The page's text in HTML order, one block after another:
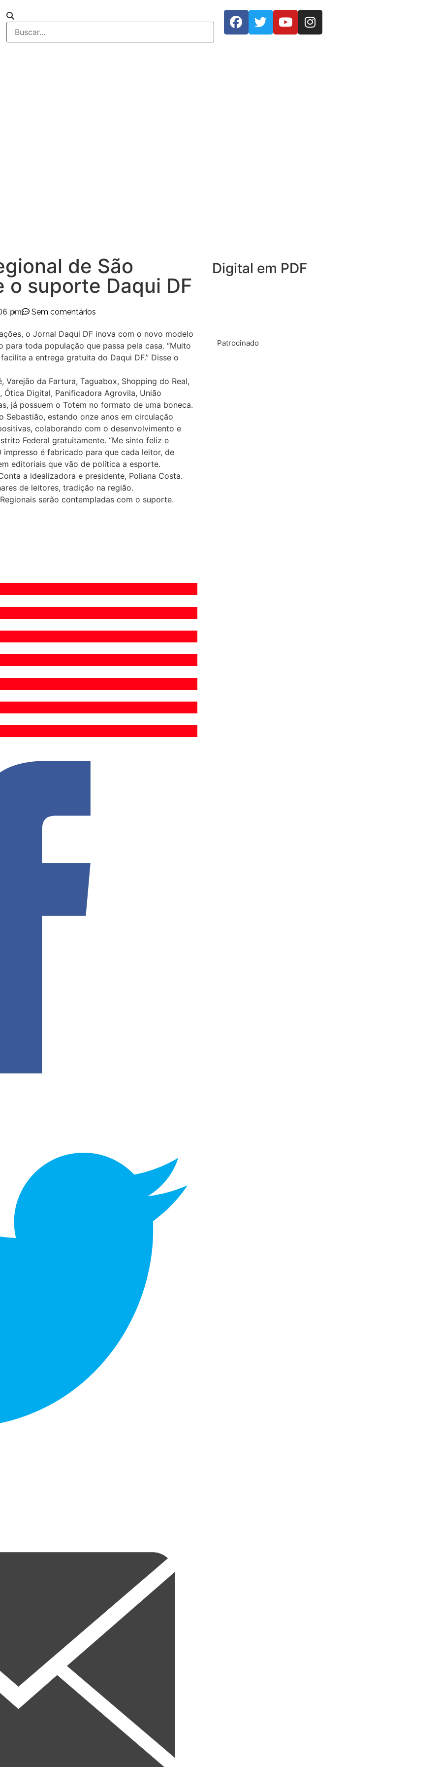
de São
o suporte Daqui DF
pm Sem comentários
o Jornal Daqui DF inova com o novo modelo
toda população que passa pela casa. “Muito
a entrega gratuita do Daqui DF.” Disse o
Varejão da Fartura, Taguabox, Shopping do Real,
Ótica Digital, Panificadora Agrovila, União
já possuem o Totem no formato de uma boneca.
Sebastião, estando onze anos em circulação
colaborando com o desenvolvimento e
Federal gratuitamente. “Me sinto feliz e
é fabricado para que cada leitor, de
editoriais que vão de política a esporte.
a idealizadora e presidente, Poliana Costa.
de leitores, tradição na região.
serão contempladas com o suporte.
Digital em PDF
Patrocinado